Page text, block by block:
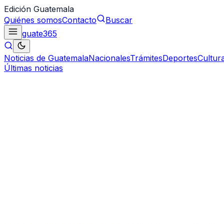
Edición Guatemala
Quiénes somosContacto
Buscar
guate365
Noticias de GuatemalaNacionalesTrámitesDeportes
Últimas noticias